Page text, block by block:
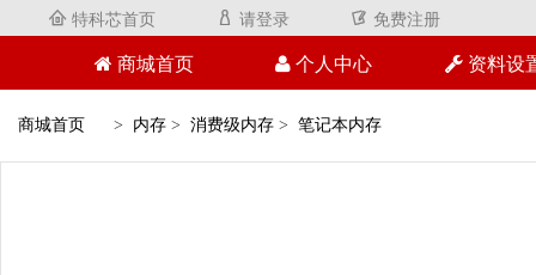
 特科芯首页  请登录  免费注册
商城首页 个人中心 资料设
商城首页 内存 消费级内存 笔记本内存